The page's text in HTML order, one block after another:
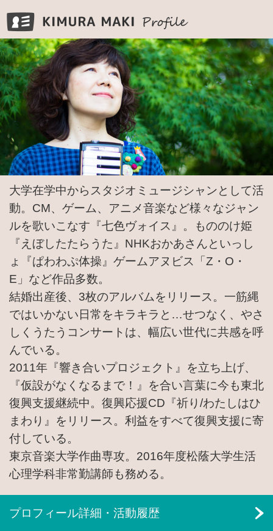
大学在学中からスタジオミュージシャンとして活
動。CM、ゲーム、アニメ音楽など様々なジャン
ルを歌いこなす『七色ヴォイス』。もののけ姫
『えぼしたたらうた』NHKおかあさんといっし
ょ『ぱわわぷ体操』ゲームアヌビス「Z・O・
E」など作品多数。
結婚出産後、3枚のアルバムをリリース。一筋縄
ではいかない日常をキラキラと…せつなく、やさ
しくうたうコンサートは、幅広い世代に共感を呼
んでいる。
2011年『響き合いプロジェクト』を立ち上げ、
『仮設がなくなるまで！』を合い言葉に今も東北
復興支援継続中。復興応援CD『祈り/わたしはひ
まわり』をリリース。利益をすべて復興支援に寄
付している。
東京音楽大学作曲専攻。2016年度松蔭大学生活
心理学科非常勤講師も務める。
プロフィール詳細・活動履歴